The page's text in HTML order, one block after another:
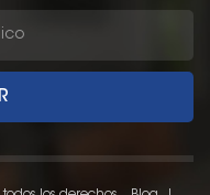
que mejora
cocina.